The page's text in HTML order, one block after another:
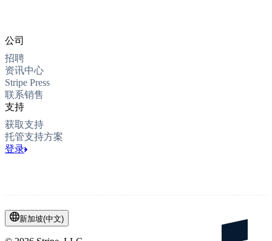
公司
招聘
资讯中心
Stripe Press
联系销售
支持
获取支持
托管支持方案
登录
新加坡(中文)